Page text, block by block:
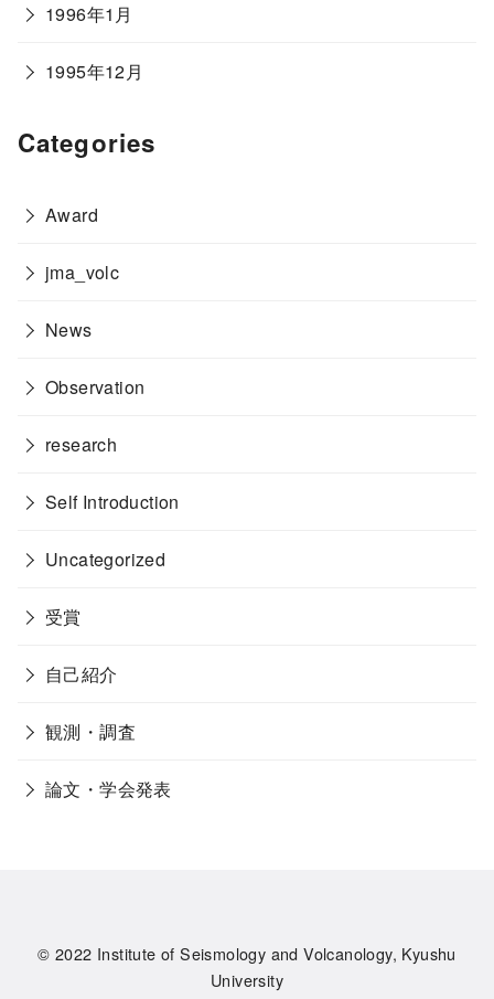
1996年1月
1995年12月
Categories
Award
jma_volc
News
Observation
research
Self Introduction
Uncategorized
受賞
自己紹介
観測・調査
論文・学会発表
© 2022 Institute of Seismology and Volcanology, Kyushu
University